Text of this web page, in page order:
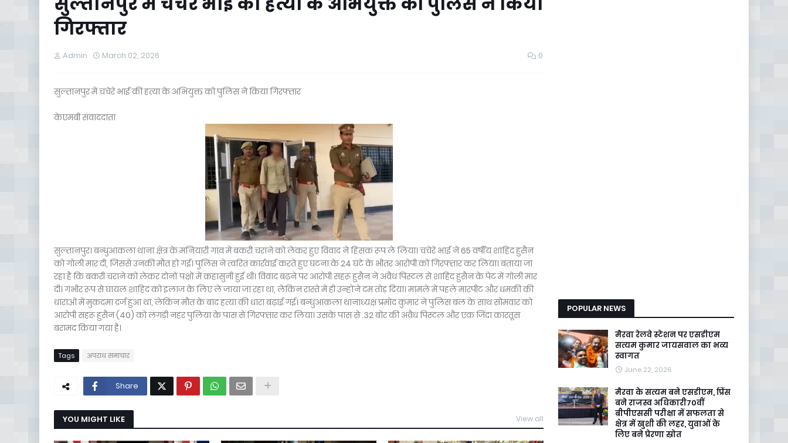
गिरफ्तार
Admin March 02, 2026 0
सुल्तानपुर में चचेरे भाई की हत्या के अभियुक्त को पुलिस ने किया गिरफ्तार
केएमबी संवाददाता
सुल्तानपुर। बन्धुआकला थाना क्षेत्र के मनियारी गांव में बकरी चराने को लेकर हुए विवाद ने हिंसक रूप ले लिया। चचेरे भाई ने 65 वर्षीय शाहिद हुसैन
को गोली मार दी, जिससे उनकी मौत हो गई। पुलिस ने त्वरित कार्रवाई करते हुए घटना के 24 घंटे के भीतर आरोपी को गिरफ्तार कर लिया। बताया जा
रहा है कि बकरी चराने को लेकर दोनों पक्षों में कहासुनी हुई थी। विवाद बढ़ने पर आरोपी सहरू हुसैन ने अवैध पिस्टल से शाहिद हुसैन के पेट में गोली मार
दी। गंभीर रूप से घायल शाहिद को इलाज के लिए ले जाया जा रहा था, लेकिन रास्ते में ही उन्होंने दम तोड़ दिया। मामले में पहले मारपीट और धमकी की
धाराओं में मुकदमा दर्ज हुआ था, लेकिन मौत के बाद हत्या की धारा बढ़ाई गई। बन्धुआकला थानाध्यक्ष प्रमोद कुमार ने पुलिस बल के साथ सोमवार को
आरोपी सहरू हुसैन (40) को लंगड़ी नहर पुलिया के पास से गिरफ्तार कर लिया। उसके पास से .32 बोर की अवैध पिस्टल और एक जिंदा कारतूस
बरामद किया गया है।
Tags अपराध समाचार
Share
YOU MIGHT LIKE View all
POPULAR NEWS
मैरवा रेलवे स्टेशन पर एसडीएम
सत्यम कुमार जायसवाल का भव्य
स्वागत
June 22, 2026
मैरवा के सत्यम बने एसडीएम, प्रिंस
बने राजस्व अधिकारी70वीं
बीपीएससी परीक्षा में सफलता से
क्षेत्र में खुशी की लहर, युवाओं के
लिए बने प्रेरणा स्रोत